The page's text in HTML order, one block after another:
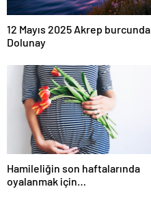
12 Mayıs 2025 Akrep burcunda
Dolunay
Hamileliğin son haftalarında
oyalanmak için…